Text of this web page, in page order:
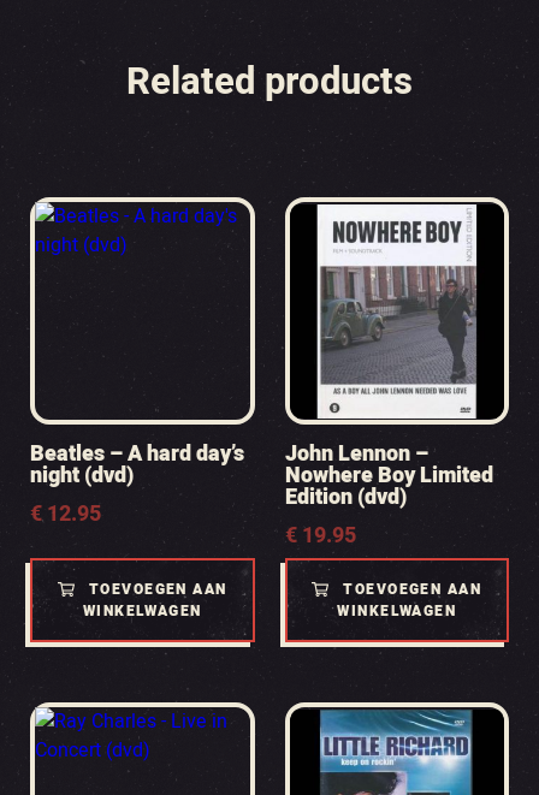
Related products
Beatles – A hard day’s
night (dvd)
€12.95
TOEVOEGEN AAN
WINKELWAGEN
John Lennon –
Nowhere Boy Limited
Edition (dvd)
€19.95
TOEVOEGEN AAN
WINKELWAGEN